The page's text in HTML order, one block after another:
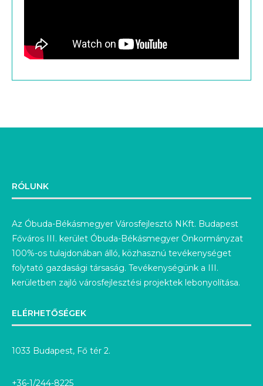
RÓLUNK
Az Óbuda-Békásmegyer Városfejlesztő NKft. Budapest
Főváros III. kerület Óbuda-Békásmegyer Önkormányzat
100%-os tulajdonában álló, közhasznú tevékenységet
folytató gazdasági társaság. Tevékenységünk a III.
kerületben zajló városfejlesztési projektek lebonyolítása.
ELÉRHETŐSÉGEK
1033 Budapest, Fő tér 2.
+36-1/244-8225